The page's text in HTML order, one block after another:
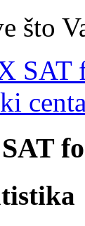
što
SAT